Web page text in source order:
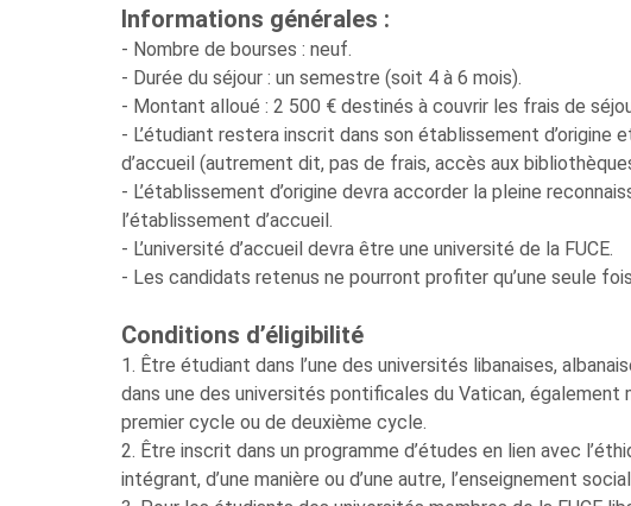
Informations générales :
- Nombre de bourses : neuf.
- Durée du séjour : un semestre (soit 4 à 6 mois).
- Montant alloué : 2 500 € destinés à couvrir les frais de
- L’étudiant restera inscrit dans son établissement
d’accueil (autrement dit, pas de frais, accès aux
- L’établissement d’origine devra accorder la pleine
l’établissement d’accueil.
- L’université d’accueil devra être une université de la FUCE.
- Les candidats retenus ne pourront profiter qu’une seule
Conditions d’éligibilité
1. Être étudiant dans l’une des universités libanaises,
dans une des universités pontificales du Vatican,
premier cycle ou de deuxième cycle.
2. Être inscrit dans un programme d’études en lien avec
intégrant, d’une manière ou d’une autre, l’enseignement